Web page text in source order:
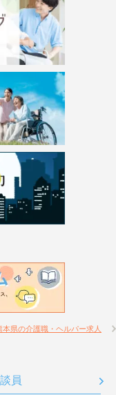
本県の介護職・ヘルパー求人
員